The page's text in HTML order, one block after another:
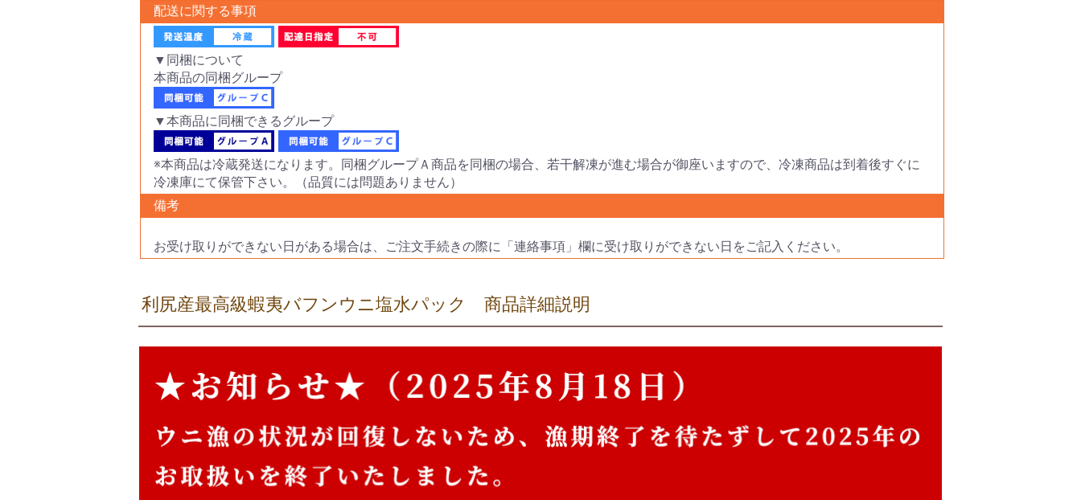
配送に関する事項
▼同梱について
本商品の同梱グループ
▼本商品に同梱できるグループ
※本商品は冷蔵発送になります。同梱グループＡ商品を同梱の場合、若干解凍が進む場合が御座いますので、冷凍商品は到着後すぐに
冷凍庫にて保管下さい。（品質には問題ありません）
備考
お受け取りができない日がある場合は、ご注文手続きの際に「連絡事項」欄に受け取りができない日をご記入ください。
利尻産最高級蝦夷バフンウニ塩水パック 商品詳細説明